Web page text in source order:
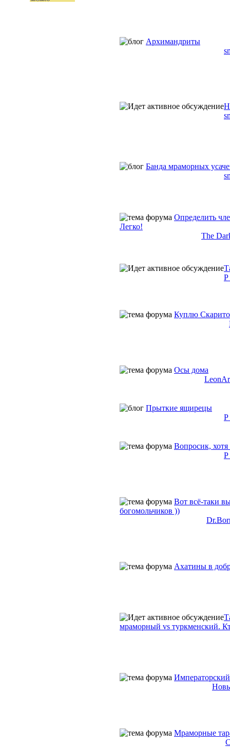
Архимандриты
Банда мраморных
Определить
Легко!
The
P
Куплю
Осы дома
Прыткие ящирецы
P
Вопросик,
P
Вот всё-таки
богомольчиков ))
Ахатины в
мраморный vs туркменский.
Мраморные